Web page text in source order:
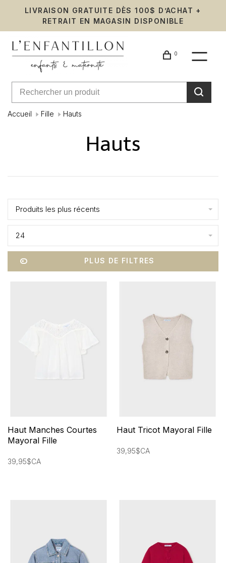
LIVRAISON GRATUITE DÈS 100$ D’ACHAT +
RETRAIT EN MAGASIN DISPONIBLE
0
Accueil Fille Hauts
Hauts
Produits les plus récents
24
PLUS DE FILTRES
Haut Manches Courtes
Mayoral Fille
39,95$CA
Haut Tricot Mayoral Fille
39,95$CA